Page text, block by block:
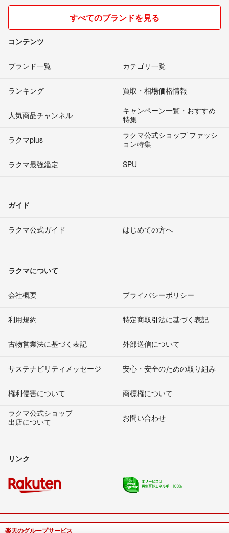
すべてのブランドを見る
コンテンツ
ブランド一覧 カテゴリ一覧
ランキング 買取・相場価格情報
人気商品チャンネル
キャンペーン一覧・おすすめ
特集
ラクマplus
ラクマ公式ショップ ファッシ
ョン特集
ラクマ最強鑑定
SPU
ガイド
ラクマ公式ガイド はじめての方へ
ラクマについて
会社概要 プライバシーポリシー
利用規約 特定商取引法に基づく表記
古物営業法に基づく表記 外部送信について
サステナビリティメッセージ 安心・安全のための取り組み
権利侵害について
商標権について
ラクマ公式ショップ
出店について
お問い合わせ
リンク
楽天のグループサービス